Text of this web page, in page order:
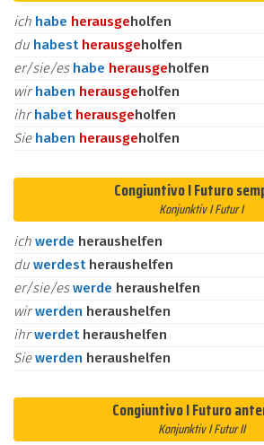
ich habe herausgeholfen
du habest herausgeholfen
er/sie/es habe herausgeholfen
wirhaben herausgeholfen
ihrhabet herausgeholfen
Sie haben herausgeholfen
Congiuntivo I Futuro
Konjunktiv I Futur I
ich werde heraushelfen
du werdest heraushelfen
er/sie/eswerde heraushelfen
wirwerden heraushelfen
ihrwerdet heraushelfen
Siewerden heraushelfen
Congiuntivo I Futuro
Konjunktiv I Futur II